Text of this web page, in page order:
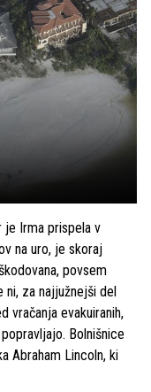
je Irma prispela v
na uro, je skoraj
povsem
ni, za najjužnejši del
vračanja evakuiranih,
Bolnišnice
Abraham Lincoln, ki